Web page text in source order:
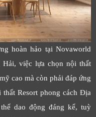
hoàn hảo tại Novaworld
việc lựa chọn nội thất
cao mà còn phải đáp ứng
Resort phong cách Địa
dao động đáng kể, tuỳ